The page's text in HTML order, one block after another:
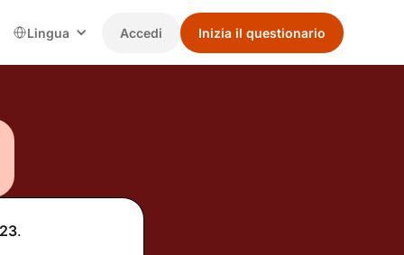
Lingua Accedi Inizia il questionario
.